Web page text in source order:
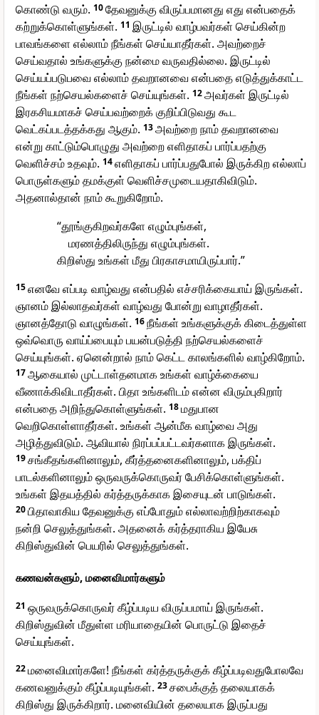
கொண்டு வரும். 10தேவனுக்கு விருப்பமானது எது என்பதைக்
கற்றுக்கொள்ளுங்கள். 11 இருட்டில் வாழ்பவர்கள் செய்கின்ற
பாவங்களை எல்லாம் நீங்கள் செய்யாதீர்கள். அவற்றைச்
செய்வதால் உங்களுக்கு நன்மை வருவதில்லை. இருட்டில்
செய்யப்படுபவை எல்லாம் தவறானவை என்பதை எடுத்துக்காட்ட
நீங்கள் நற்செயல்களைச் செய்யுங்கள். 12அவர்கள் இருட்டில்
இரகசியமாகச் செய்பவற்றைக் குறிப்பிடுவது கூட
வெட்கப்படத்தக்கது ஆகும். 13அவற்றை நாம் தவறானவை
என்று காட்டும்பொழுது அவற்றை எளிதாகப் பார்ப்பதற்கு
வெளிச்சம் உதவும். 14எளிதாகப் பார்ப்பதுபோல் இருக்கிற எல்லாப்
பொருள்களும் தமக்குள் வெளிச்சமுடையதாகிவிடும்.
அதனால்தான் நாம் கூறுகிறோம்.
“தூங்குகிறவர்களே எழும்புங்கள்,
மரணத்திலிருந்து எழும்புங்கள்.
கிறிஸ்து உங்கள் மீது பிரகாசமாயிருப்பார்.”
15எனவே எப்படி வாழ்வது என்பதில் எச்சரிக்கையாய் இருங்கள்.
ஞானம் இல்லாதவர்கள் வாழ்வது போன்று வாழாதீர்கள்.
ஞானத்தோடு வாழுங்கள். 16நீங்கள் உங்களுக்குக் கிடைத்துள்ள
ஒவ்வொரு வாய்ப்பையும் பயன்படுத்தி நற்செயல்களைச்
செய்யுங்கள். ஏனென்றால் நாம் கெட்ட காலங்களில் வாழ்கிறோம்.
17ஆகையால் முட்டாள்தனமாக உங்கள் வாழ்க்கையை
வீணாக்கிவிடாதீர்கள். பிதா உங்களிடம் என்ன விரும்புகிறார்
என்பதை அறிந்துகொள்ளுங்கள். 18மதுபான
வெறிகொள்ளாதீர்கள். உங்கள் ஆன்மீக வாழ்வை அது
அழித்துவிடும். ஆவியால் நிரப்பப்பட்டவர்களாக இருங்கள்.
19சங்கீதங்களினாலும், கீர்த்தனைகளினாலும், பக்திப்
பாடல்களினாலும் ஒருவருக்கொருவர் பேசிக்கொள்ளுங்கள்.
உங்கள் இதயத்தில் கர்த்தருக்காக இசையுடன் பாடுங்கள்.
20பிதாவாகிய தேவனுக்கு எப்போதும் எல்லாவற்றிற்காகவும்
நன்றி செலுத்துங்கள். அதனைக் கர்த்தராகிய இயேசு
கிறிஸ்துவின் பெயரில் செலுத்துங்கள்.
கணவன்களும், மனைவிமார்களும்
21 ஒருவருக்கொருவர் கீழ்ப்படிய விருப்பமாய் இருங்கள்.
கிறிஸ்துவின் மீதுள்ள மரியாதையின் பொருட்டு இதைச்
செய்யுங்கள்.
22மனைவிமார்களே! நீங்கள் கர்த்தருக்குக் கீழ்ப்படிவதுபோலவே
கணவனுக்கும் கீழ்ப்படியுங்கள். 23சபைக்குத் தலையாகக்
கிறிஸ்து இருக்கிறார். மனைவியின் தலையாக இருப்பது